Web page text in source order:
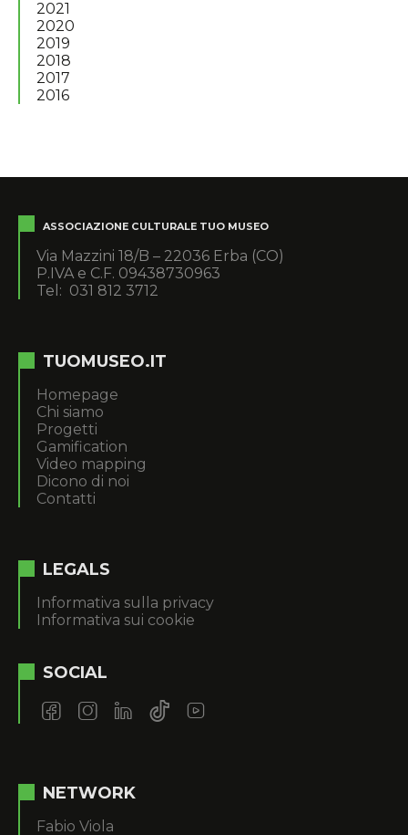
2021
2020
2019
2018
2017
2016
ASSOCIAZIONE CULTURALE TUO MUSEO
Via Mazzini 18/B – 22036 Erba (CO)
P.IVA e C.F. 09438730963
Tel: 031 812 3712
TUOMUSEO.IT
Homepage
Chi siamo
Progetti
Gamification
Video mapping
Dicono di noi
Contatti
LEGALS
Informativa sulla privacy
Informativa sui cookie
SOCIAL
NETWORK
Fabio Viola